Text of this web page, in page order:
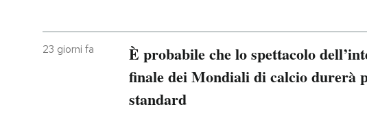
23 giorni fa
È probabile che lo spettacolo
finale dei Mondiali di calcio durerà
standard